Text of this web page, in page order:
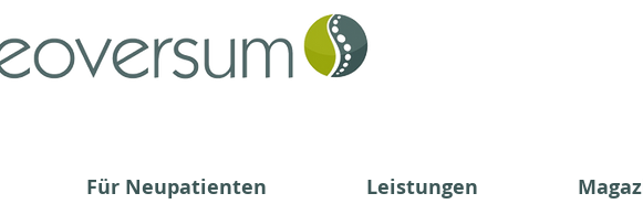
Für Neupatienten Leistungen